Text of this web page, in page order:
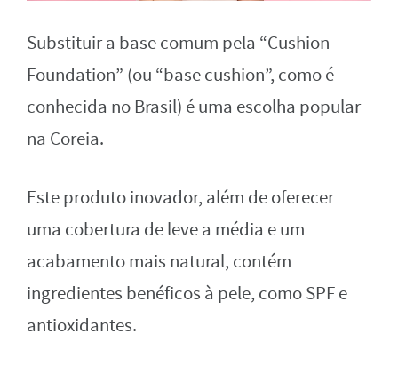
Substituir a base comum pela “Cushion
Foundation” (ou “base cushion”, como é
conhecida no Brasil) é uma escolha popular
na Coreia.
Este produto inovador, além de oferecer
uma cobertura de leve a média e um
acabamento mais natural, contém
ingredientes benéficos à pele, como SPF e
antioxidantes.